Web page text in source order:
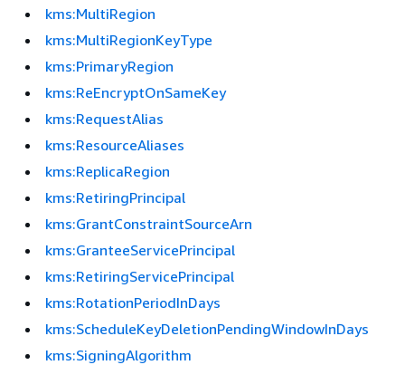
kms:MultiRegion
kms:MultiRegionKeyType
kms:PrimaryRegion
kms:ReEncryptOnSameKey
kms:RequestAlias
kms:ResourceAliases
kms:ReplicaRegion
kms:RetiringPrincipal
kms:GrantConstraintSourceArn
kms:GranteeServicePrincipal
kms:RetiringServicePrincipal
kms:RotationPeriodInDays
kms:ScheduleKeyDeletionPendingWindowInDays
kms:SigningAlgorithm